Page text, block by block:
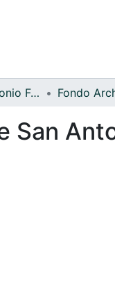
Archivo del Patrimonio Fotográfico y Fílmico del Valle del Cauca
San